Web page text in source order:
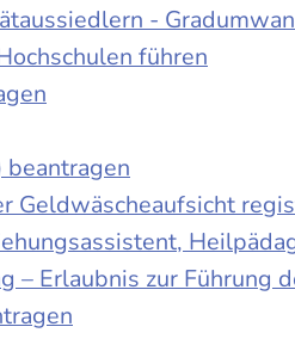
-
führen
Geldwäscheaufsicht
Erlaubnis zur Führung